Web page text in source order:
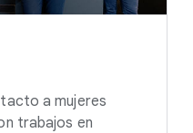
a mujeres
trabajos en